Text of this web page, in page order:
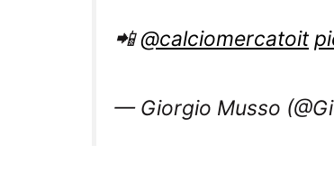
📲 @calciomercatoit
— Giorgio Musso